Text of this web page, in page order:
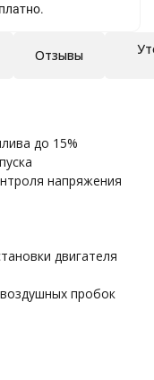
Отзывы
до 15%
напряжения
двигателя
пробок